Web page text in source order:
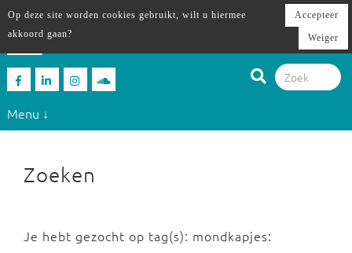
Menu ↓
Zoeken
Je hebt gezocht op tag(s): mondkapjes:
Op deze site worden cookies gebruikt, wilt u hiermee
akkoord gaan?
Accepteer
Weiger